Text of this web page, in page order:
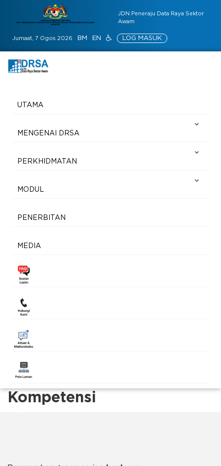
JDN Peneraju Data Raya Sektor
Awam
Jumaat, 7 Ogos 2026 BM EN LOG MASUK
UTAMA
MENGENAI DRSA
PERKHIDMATAN
MODUL
PENERBITAN
MEDIA
Kompetensi